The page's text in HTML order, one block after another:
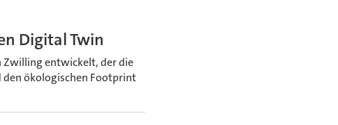
Digital Twin
Zwilling entwickelt, der die
ökologischen Footprint